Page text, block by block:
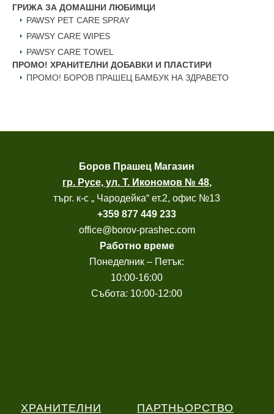
ГРИЖА ЗА ДОМАШНИ ЛЮБИМЦИ
PAWSY PET CARE SPRAY
PAWSY CARE WIPES
PAWSY CARE TOWEL
ПРОМО! ХРАНИТЕЛНИ ДОБАВКИ И ПЛАСТИРИ
ПРОМО! БОРОВ ПРАШЕЦ БАМБУК НА ЗДРАВЕТО
Боров Прашец Магазин
гр. Русе, ул. Т. Икономов № 48,
търг. к-с „ Чародейка“ ет.2, офис №13
+359 877 449 233
office@borov-prashec.com
Работно време
Понеделник – Петък:
10:00-16:00
Събота: 10:00-12:00
ХРАНИТЕЛНИ ПАРТНЬОРСТВО